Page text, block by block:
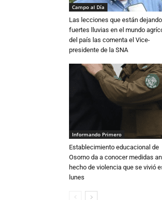
Campo al Día
Las lecciones que están
fuertes lluvias en el mundo
del país las comenta el Vice-
presidente de la SNA
Informando Primero
Establecimiento educacional de
Osorno da a conocer medidas
hecho de violencia que se vivió
lunes